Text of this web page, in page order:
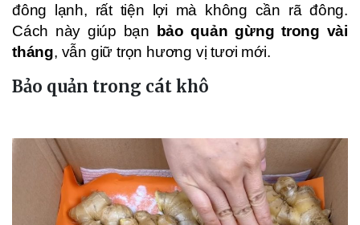
đông lạnh, rất tiện lợi mà không cần rã đông.
Cách này giúp bạn
bảo quản gừng trong vài
tháng, vẫn giữ trọn hương vị tươi mới.
Bảo quản trong cát khô